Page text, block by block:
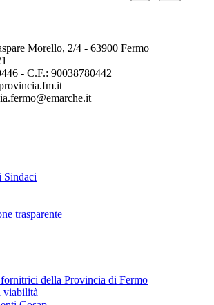
Morello, 2/4 - 63900 Fermo
- C.F.: 90038780442
Sindaci
trasparente
della Provincia di Fermo
viabilità